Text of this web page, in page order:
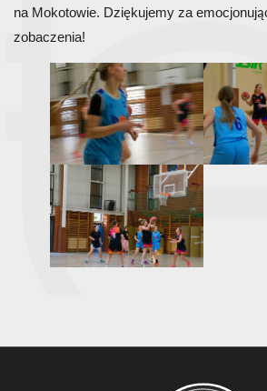
na Mokotowie. Dziękujemy za
zobaczenia!